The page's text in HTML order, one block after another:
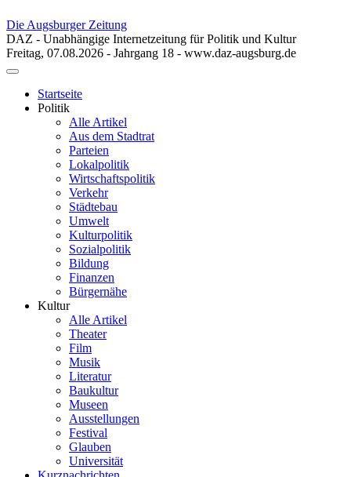
Die Augsburger Zeitung
DAZ - Unabhängige Internetzeitung für Politik und Kultur
Freitag, 07.08.2026 - Jahrgang 18 - www.daz-augsburg.de
Toggle
navigationStartseite
Politik
Alle Artikel
Aus dem Stadtrat
Parteien
Lokalpolitik
Wirtschaftspolitik
Verkehr
Städtebau
Umwelt
Kulturpolitik
Sozialpolitik
Bildung
Finanzen
Bürgernähe
Kultur
Alle Artikel
Theater
Film
Musik
Literatur
Baukultur
Museen
Ausstellungen
Festival
Glauben
Universität